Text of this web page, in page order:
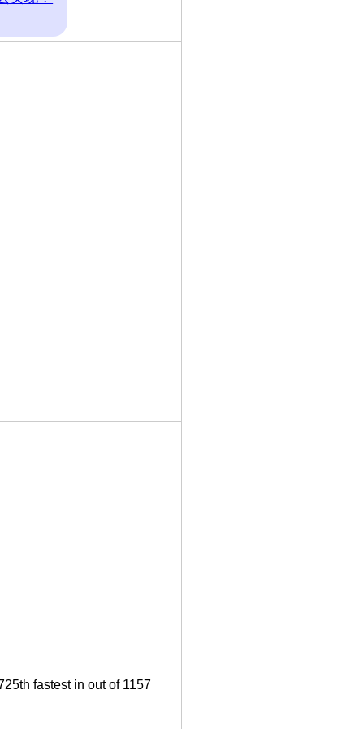
fastest in out of 1157